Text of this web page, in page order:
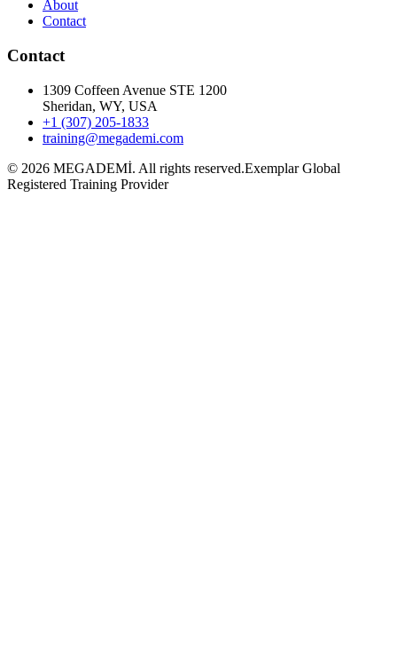
About
Contact
Contact
1309 Coffeen Avenue STE 1200
Sheridan, WY, USA
+1 (307) 205-1833
training@megademi.com
© 2026 MEGADEMİ. All rights reserved.Exemplar Global
Registered Training Provider